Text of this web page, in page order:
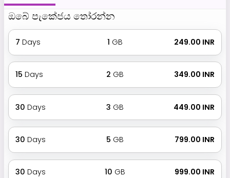
ඔබේ පැකේජය තෝරන්න
7 Days 1 GB ₹ 249.00 INR
15 Days 2 GB ₹ 349.00 INR
30 Days 3 GB ₹ 449.00 INR
30 Days 5 GB ₹ 799.00 INR
30 Days 10 GB ₹ 999.00 INR